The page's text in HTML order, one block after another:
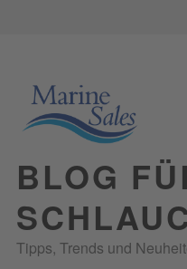
BLOG
Tipps, Trends und